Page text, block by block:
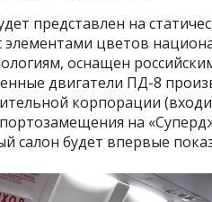
представлен на
цветов
оснащен
двигатели ПД-8
корпорации
на
салон будет впервые